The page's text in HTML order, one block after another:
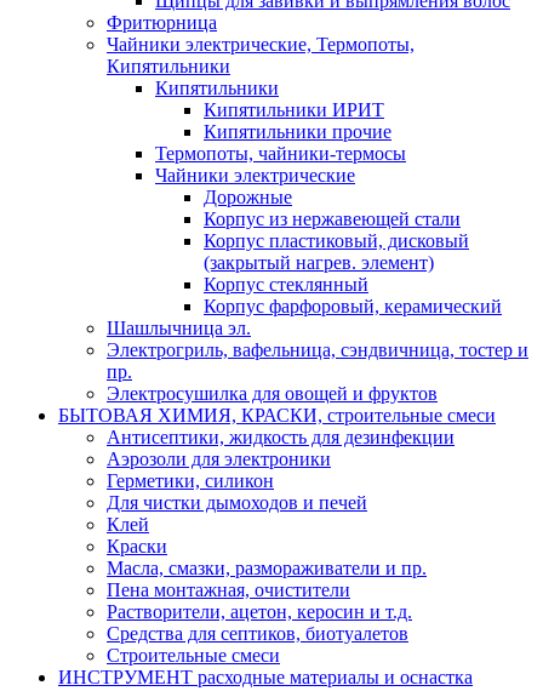
Фритюрница
Чайники электрические, Термопоты,
Кипятильники
Кипятильники
Кипятильники ИРИТ
Кипятильники прочие
Термопоты, чайники-термосы
Чайники электрические
Дорожные
Корпус из нержавеющей стали
Корпус пластиковый, дисковый
(закрытый нагрев. элемент)
Корпус стеклянный
Корпус фарфоровый, керамический
Шашлычница эл.
Электрогриль, вафельница, сэндвичница, тостер и
пр.
Электросушилка для овощей и фруктов
БЫТОВАЯ ХИМИЯ, КРАСКИ, строительные смеси
Антисептики, жидкость для дезинфекции
Аэрозоли для электроники
Герметики, силикон
Для чистки дымоходов и печей
Клей
Краски
Масла, смазки, размораживатели и пр.
Пена монтажная, очистители
Растворители, ацетон, керосин и т.д.
Средства для септиков, биотуалетов
Строительные смеси
ИНСТРУМЕНТ расходные материалы и оснастка